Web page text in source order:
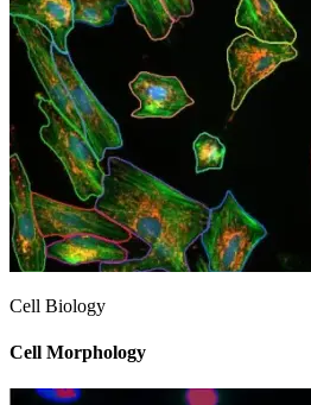
Cell Biology
Cell Morphology